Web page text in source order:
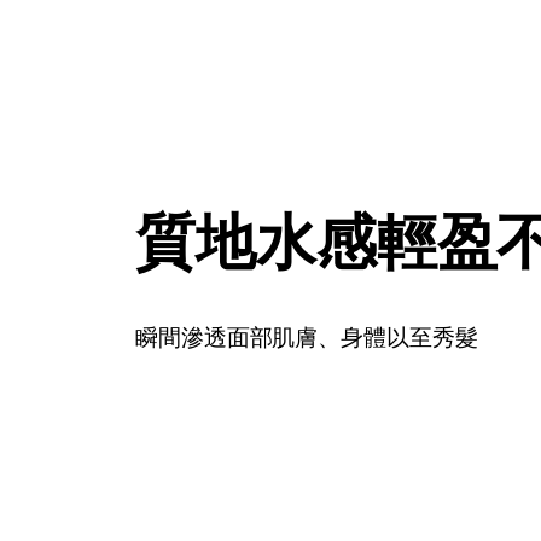
質地水感輕盈
瞬間滲透面部肌膚、身體以至秀髮